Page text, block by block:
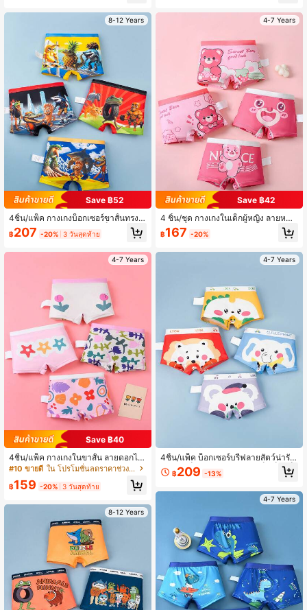
8-12 Years
Save ฿52
4ชิ้น/แพ็ค กางเกงบ็อกเซอร์ขาสั้นทรงเ
ข้ารูปเอวปานกลางสำหรับเด็กผู้ชาย ลา
ยฉลามและลายกราฟิก พิมพ์ลายสีแฟชั่
฿207 -20% 3 วันสุดท้าย
4-7 Years
Save ฿40
4ชิ้น/แพ็ค กางเกงในขาสั้น ลายดอกไม้
การ์ตูนน่ารัก ใส่สบาย เหมาะสำหรับทุก
#10 ขายดี ใน โปรโมชั่นลดราคาช่วงฤดูร้อน กางเกงชั้นในเด็กสาว
฿159 -20% 3 วันสุดท้าย
8-12 Years
4-7 Years
Save ฿42
4 ชิ้น/ชุด กางเกงในเด็กผู้หญิง ลายหมีน่
ารัก นุ่มสบาย
฿167 -20%
4-7 Years
4ชิ้น/แพ็ค บ็อกเซอร์บรีฟลายสัตว์น่ารัก
สำหรับเด็กผู้ชาย, กางเกงในเด็กเล็ก/เด็
กชาย
฿209 -13%
4-7 Years